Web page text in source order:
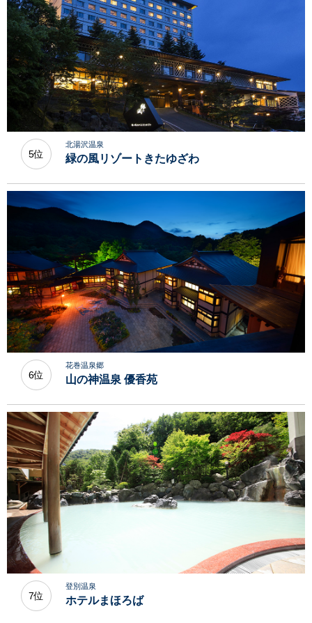
5位
北湯沢温泉
緑の風リゾートきたゆざわ
6位
花巻温泉郷
山の神温泉 優香苑
7位
登別温泉
ホテルまほろば